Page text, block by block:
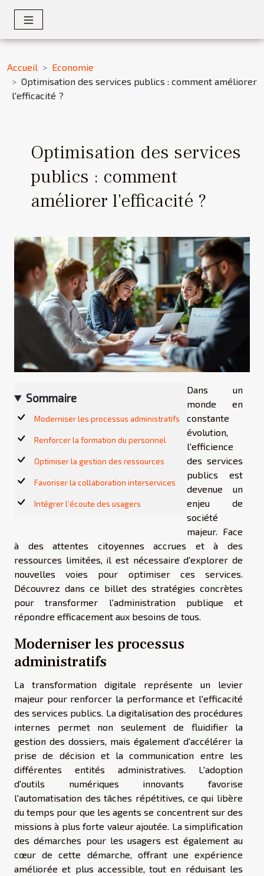
Accueil
Economie
Optimisation des services publics : comment améliorer
l'efficacité ?
Optimisation des services
publics : comment
améliorer l'efficacité ?
Sommaire
Moderniser les processus administratifs
Renforcer la formation du personnel
Optimiser la gestion des ressources
Favoriser la collaboration interservices
Intégrer l’écoute des usagers
Dans un
monde en
constante
évolution,
l'efficience
des services
publics est
devenue un
enjeu de
société
majeur. Face
à des attentes citoyennes accrues et à des
ressources limitées, il est nécessaire d'explorer de
nouvelles voies pour optimiser ces services.
Découvrez dans ce billet des stratégies concrètes
pour transformer l'administration publique et
répondre efficacement aux besoins de tous.
Moderniser les processus
administratifs
La transformation digitale représente un levier
majeur pour renforcer la performance et l'efficacité
des services publics. La digitalisation des procédures
internes permet non seulement de fluidifier la
gestion des dossiers, mais également d'accélérer la
prise de décision et la communication entre les
différentes entités administratives. L'adoption
d'outils numériques innovants favorise
l'automatisation des tâches répétitives, ce qui libère
du temps pour que les agents se concentrent sur des
missions à plus forte valeur ajoutée. La simplification
des démarches pour les usagers est également au
cœur de cette démarche, offrant une expérience
améliorée et plus accessible, tout en réduisant les